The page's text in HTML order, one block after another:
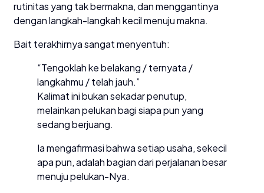
rutinitas yang tak bermakna, dan menggantinya
dengan langkah-langkah kecil menuju makna.
Bait terakhirnya sangat menyentuh:
“Tengoklah ke belakang / ternyata /
langkahmu / telah jauh.”
Kalimat ini bukan sekadar penutup,
melainkan pelukan bagi siapa pun yang
sedang berjuang.
Ia mengafirmasi bahwa setiap usaha, sekecil
apa pun, adalah bagian dari perjalanan besar
menuju pelukan-Nya.